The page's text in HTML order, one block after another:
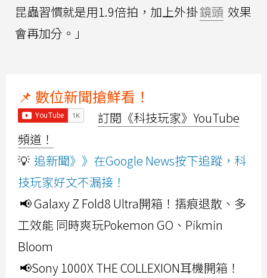
昆蟲習慣就是用1.9倍拍，加上外掛鏡頭 效果
會再加分。」
📌 數位新聞搶鮮看！
訂閱《科技玩家》YouTube
頻道！
💡 追新聞》》在Google News按下追蹤，科
技玩家好文不漏接！
📢 Galaxy Z Fold8 Ultra開箱！摺痕退散、多
工效能 同時爽玩Pokemon GO、Pikmin
Bloom
📢Sony 1000X THE COLLEXION耳機開箱！